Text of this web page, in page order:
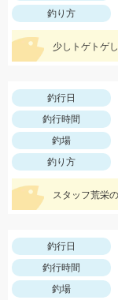
釣り方
釣行日
釣行時間
釣場
釣り方
釣行日
釣行時間
釣場